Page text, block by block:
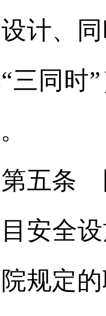
计、
三同时
条 国
安全
规定